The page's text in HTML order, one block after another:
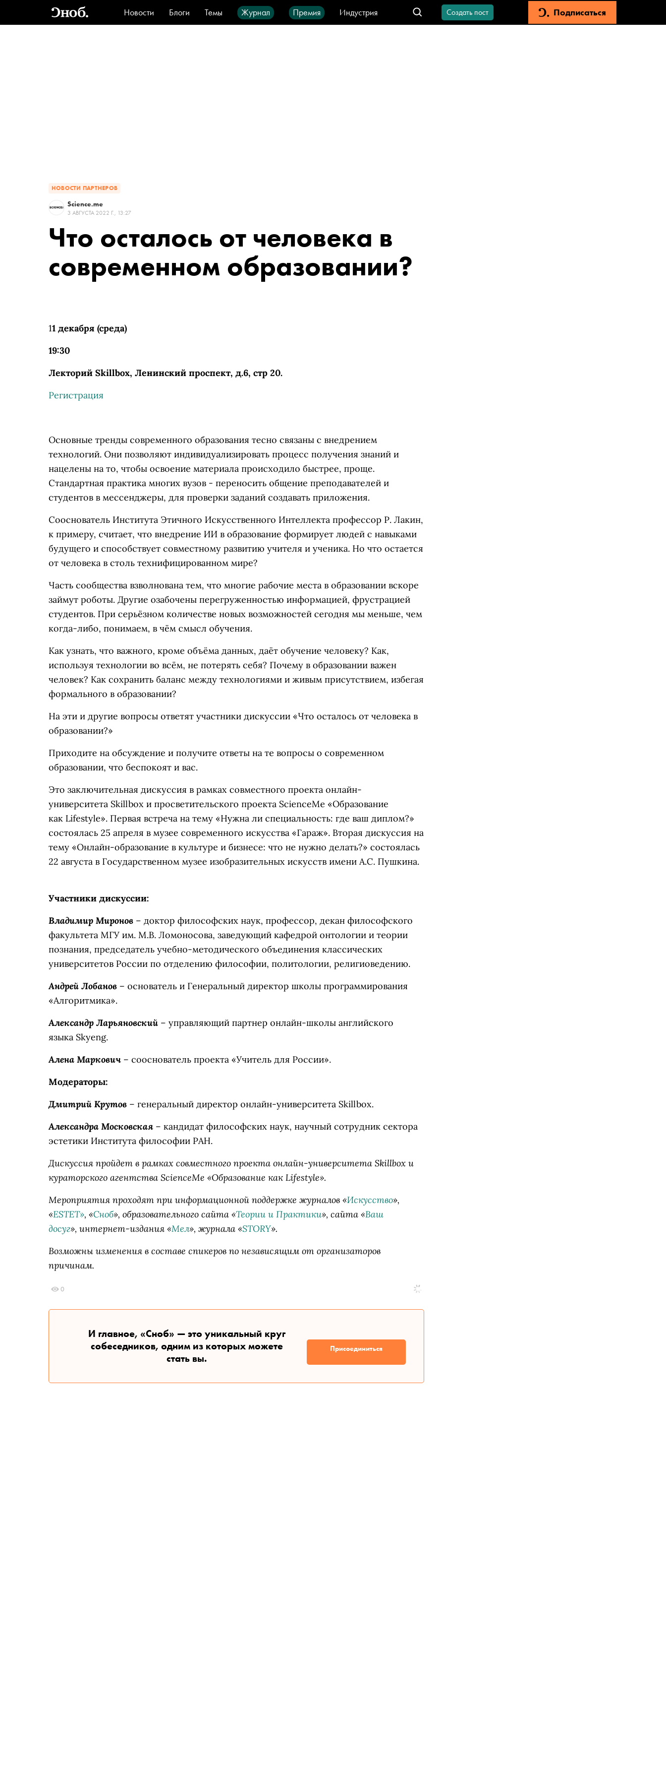
Новости Блоги Темы Журнал Премия
Индустрия
Стиль
Видео Город IT-продукты
Создать пост Подписаться
НОВОСТИ ПАРТНЕРОВ
Science.me
3 АВГУСТА 2022 Г., 13:27
Что осталось от человека в
современном образовании?
11 декабря (среда)
19:30
Лекторий Skillbox, Ленинский проспект, д.6, стр 20.
Регистрация
Основные тренды современного образования тесно связаны с внедрением
технологий. Они позволяют индивидуализировать процесс получения знаний и
нацелены на то, чтобы освоение материала происходило быстрее, проще.
Стандартная практика многих вузов - переносить общение преподавателей и
студентов в мессенджеры, для проверки заданий создавать приложения.
Сооснователь Института Этичного Искусственного Интеллекта профессор Р. Лакин,
к примеру, считает, что внедрение ИИ в образование формирует людей с навыками
будущего и способствует совместному развитию учителя и ученика. Но что остается
от человека в столь технифицированном мире?
Часть сообщества взволнована тем, что многие рабочие места в образовании вскоре
займут роботы. Другие озабочены перегруженностью информацией, фрустрацией
студентов. При серьёзном количестве новых возможностей сегодня мы меньше, чем
когда-либо, понимаем, в чём смысл обучения.
Как узнать, что важного, кроме объёма данных, даёт обучение человеку? Как,
используя технологии во всём, не потерять себя? Почему в образовании важен
человек? Как сохранить баланс между технологиями и живым присутствием, избегая
формального в образовании?
На эти и другие вопросы ответят участники дискуссии «Что осталось от человека в
образовании?»
Приходите на обсуждение и получите ответы на те вопросы о современном
образовании, что беспокоят и вас.
Это заключительная дискуссия в рамках совместного проекта онлайн-
университета Skillbox и просветительского проекта ScienceMe «Образование
как Lifestyle». Первая встреча на тему «Нужна ли специальность: где ваш диплом?»
состоялась 25 апреля в музее современного искусства «Гараж». Вторая дискуссия на
тему «Онлайн-образование в культуре и бизнесе: что не нужно делать?» состоялась
22 августа в Государственном музее изобразительных искусств имени А.С. Пушкина.
Участники дискуссии:
Владимир Миронов – доктор философских наук, профессор, декан философского
факультета МГУ им. М.В. Ломоносова, заведующий кафедрой онтологии и теории
познания, председатель учебно-методического объединения классических
университетов России по отделению философии, политологии, религиоведению.
Андрей Лобанов – основатель и Генеральный директор школы программирования
«Алгоритмика».
Александр Ларьяновский – управляющий партнер онлайн-школы английского
языка Skyeng.
Алена Маркович – сооснователь проекта «Учитель для России».
Модераторы:
Дмитрий Крутов – генеральный директор онлайн-университета Skillbox.
Александра Московская – кандидат философских наук, научный сотрудник сектора
эстетики Института философии РАН.
Дискуссия пройдет в рамках совместного проекта онлайн-университета Skillbox и
кураторского агентства ScienceMe «Образование как Lifestyle».
Мероприятия проходят при информационной поддержке журналов «Искусство»,
«ESTET», «Сноб», образовательного сайта «Теории и Практики», сайта «Ваш
досуг», интернет-издания «Мел», журнала «STORY».
Возможны изменения в составе спикеров по независящим от организаторов
причинам.
0
И главное, «Сноб» — это уникальный круг
собеседников, одним из которых можете
стать вы.
Присоединиться